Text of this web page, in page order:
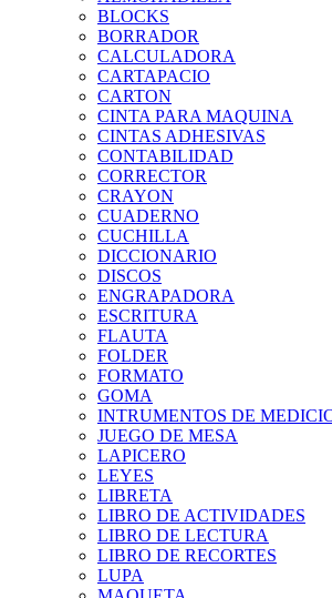
BLOCKS
BORRADOR
CALCULADORA
CARTAPACIO
CARTON
CINTA PARA MAQUINA
CINTAS ADHESIVAS
CONTABILIDAD
CORRECTOR
CRAYON
CUADERNO
CUCHILLA
DICCIONARIO
DISCOS
ENGRAPADORA
ESCRITURA
FLAUTA
FOLDER
FORMATO
GOMA
INTRUMENTOS DE
JUEGO DE MESA
LAPICERO
LEYES
LIBRETA
LIBRO DE ACTIVIDADES
LIBRO DE LECTURA
LIBRO DE RECORTES
LUPA